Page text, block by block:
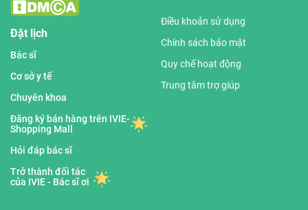
Đặt lịch
Bác sĩ
Cơ sở y tế
Chuyên khoa
Đăng ký bán hàng trên IVIE-
Shopping Mall
Hỏi đáp bác sĩ
Trở thành đối tác
của IVIE - Bác sĩ ơi
Điều khoản sử dụng
Chính sách bảo mật
Quy chế hoạt động
Trung tâm trợ giúp